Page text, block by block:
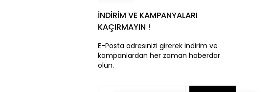
İNDİRİM VE KAMPANYALARI
KAÇIRMAYIN !
E-Posta adresinizi girerek indirim ve
kampanlardan her zaman haberdar
olun.